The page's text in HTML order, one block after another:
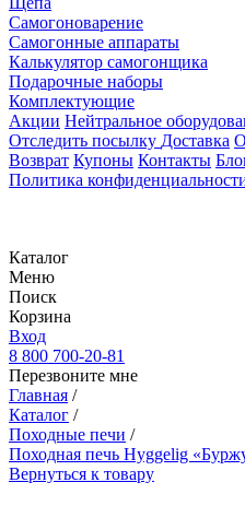
Самогоноварение
Самогонные аппараты
Калькулятор самогонщика
Подарочные наборы
Комплектующие
Акции Нейтральное
Отследить посылку Доставка
Возврат Купоны Контакты
Политика
Каталог
Меню
Поиск
Корзина
Вход
8 800 700-20-81
Перезвоните мне
Главная /
Каталог /
Походные печи /
Походная печь Hyggelig
Вернуться к товару